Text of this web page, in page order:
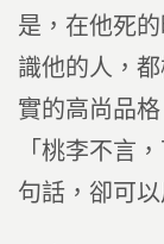
是，在他死
識他的人，
實的高尚品
「桃李不言
句話，卻可